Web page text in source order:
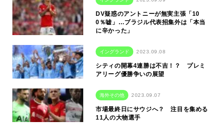
DV疑惑のアントニーが無実主張「10
0％嘘」…ブラジル代表招集外は「本当
に辛かった」
イングランド 2023.09.08
シティの開幕4連勝は不吉！？ プレミ
アリーグ優勝争いの展望
海外その他 2023.09.07
市場最終日にサウジへ？ 注目を集める
11人の大物選手